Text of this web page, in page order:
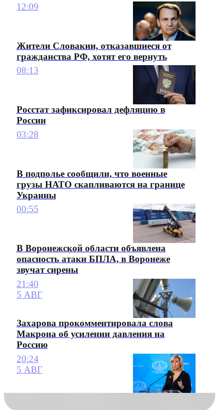
12:09
Жители Словакии, отказавшиеся от
гражданства РФ, хотят его вернуть
08:13
Росстат зафиксировал дефляцию в
России
03:28
В подполье сообщили, что военные
грузы НАТО скапливаются на границе
Украины
00:55
В Воронежской области объявлена
опасность атаки БПЛА, в Воронеже
звучат сирены
21:40
5 АВГ
Захарова прокомментировала слова
Макрона об усилении давления на
Россию
20:24
5 АВГ